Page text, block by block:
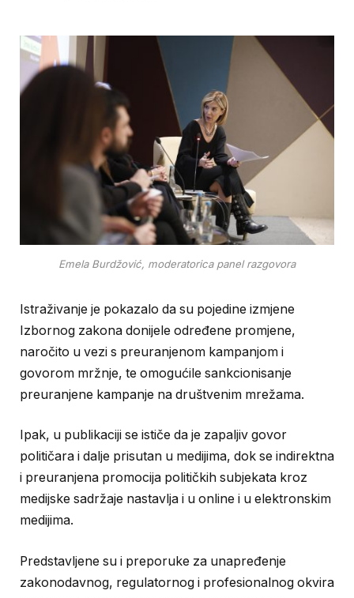
Emela Burdžović, moderatorica panel razgovora
Istraživanje je pokazalo da su pojedine izmjene
Izbornog zakona donijele određene promjene,
naročito u vezi s preuranjenom kampanjom i
govorom mržnje, te omogućile sankcionisanje
preuranjene kampanje na društvenim mrežama.
Ipak, u publikaciji se ističe da je zapaljiv govor
političara i dalje prisutan u medijima, dok se indirektna
i preuranjena promocija političkih subjekata kroz
medijske sadržaje nastavlja i u online i u elektronskim
medijima.
Predstavljene su i preporuke za unapređenje
zakonodavnog, regulatornog i profesionalnog okvira